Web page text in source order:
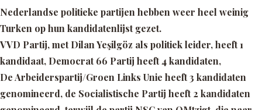
Nederlandse politieke partijen hebben weer heel weinig
Turken op hun kandidatenlijst gezet.
VVD Partij, met Dilan Yeşilgöz als politiek leider, heeft 1
kandidaat, Democrat 66 Partij heeft 4 kandidaten,
De Arbeiderspartij/Groen Links Unie heeft 3 kandidaten
genomineerd, de Socialistische Partij heeft 2 kandidaten